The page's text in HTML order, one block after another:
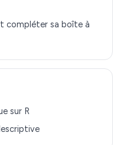
compléter sa boîte à
sur R